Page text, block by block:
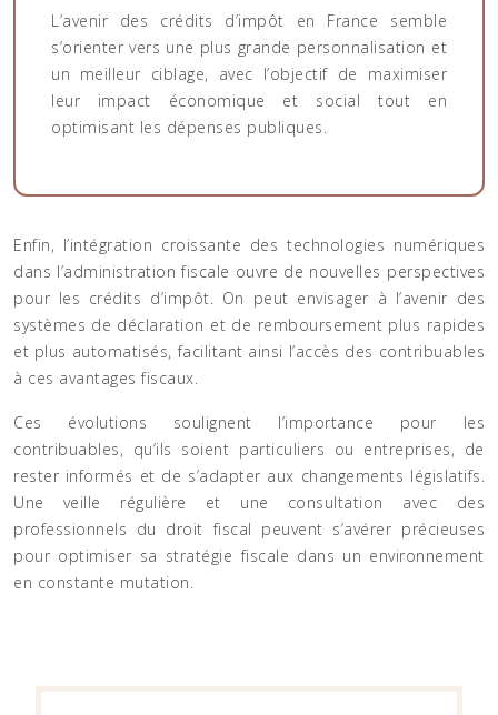
L’avenir des crédits d’impôt en France semble
s’orienter vers une plus grande personnalisation et
un meilleur ciblage, avec l’objectif de maximiser
leur impact économique et social tout en
optimisant les dépenses publiques.
Enfin, l’intégration croissante des technologies numériques
dans l’administration fiscale ouvre de nouvelles perspectives
pour les crédits d’impôt. On peut envisager à l’avenir des
systèmes de déclaration et de remboursement plus rapides
et plus automatisés, facilitant ainsi l’accès des contribuables
à ces avantages fiscaux.
Ces évolutions soulignent l’importance pour les
contribuables, qu’ils soient particuliers ou entreprises, de
rester informés et de s’adapter aux changements législatifs.
Une veille régulière et une consultation avec des
professionnels du droit fiscal peuvent s’avérer précieuses
pour optimiser sa stratégie fiscale dans un environnement
en constante mutation.